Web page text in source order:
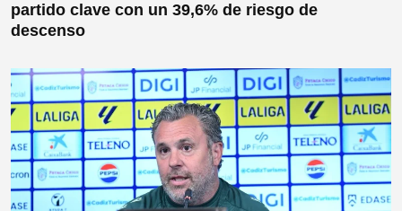
partido clave con un 39,6% de riesgo de
descenso